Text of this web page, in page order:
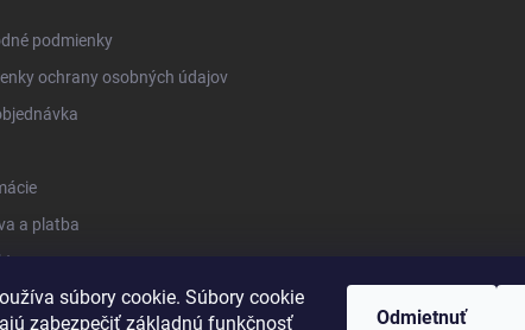
súbory cookie. Súbory cookie
zabezpečiť základnú funkčnosť
Odmietnuť
podmienky
ochrany osobných údajov
a platba